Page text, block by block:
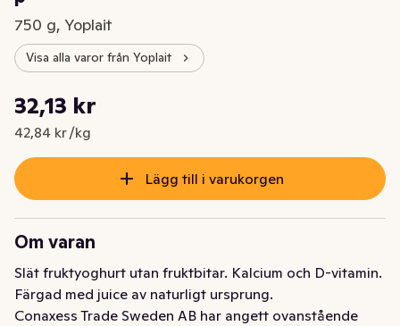
750 g, Yoplait
Visa alla varor från Yoplait
Nuvarande pris är: 32,13 kr
32,13 kr
42,84 kr /kg
Styckpris: 42,84 kr /kg
Lägg till i varukorgen
Om varan
Slät fruktyoghurt utan fruktbitar. Kalcium och D-vitamin.
Färgad med juice av naturligt ursprung.
Conaxess Trade Sweden AB har angett ovanstående